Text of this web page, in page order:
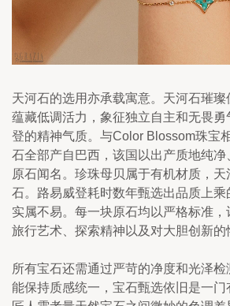
天河石的选用亦承载寓意。天河石璀璨
蕴藏低调活力，象征独立自主和无畏
登的精神气质。与Color Blossom珠宝
石全部产自巴西，该国以出产质地纯
原石闻名。珍珠母贝属于有机材质，
石。路易威登耗时数年甄选出品质上
实属不易。每一块原石均以严格标准
旅行艺术、探索精神以及对大胆创新的
所有宝石还需通过严苛的净度和光泽
能保持质感统一，宝石甄选依旧是一门